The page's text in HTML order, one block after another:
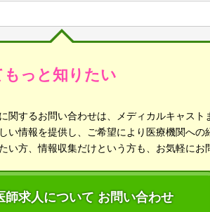
っと知りたい
関するお問い合わせは、メディカルキャスト
い情報を提供し、ご希望により医療機関への
い方、情報収集だけという方も、お気軽にお
師求人について お問い合わせ